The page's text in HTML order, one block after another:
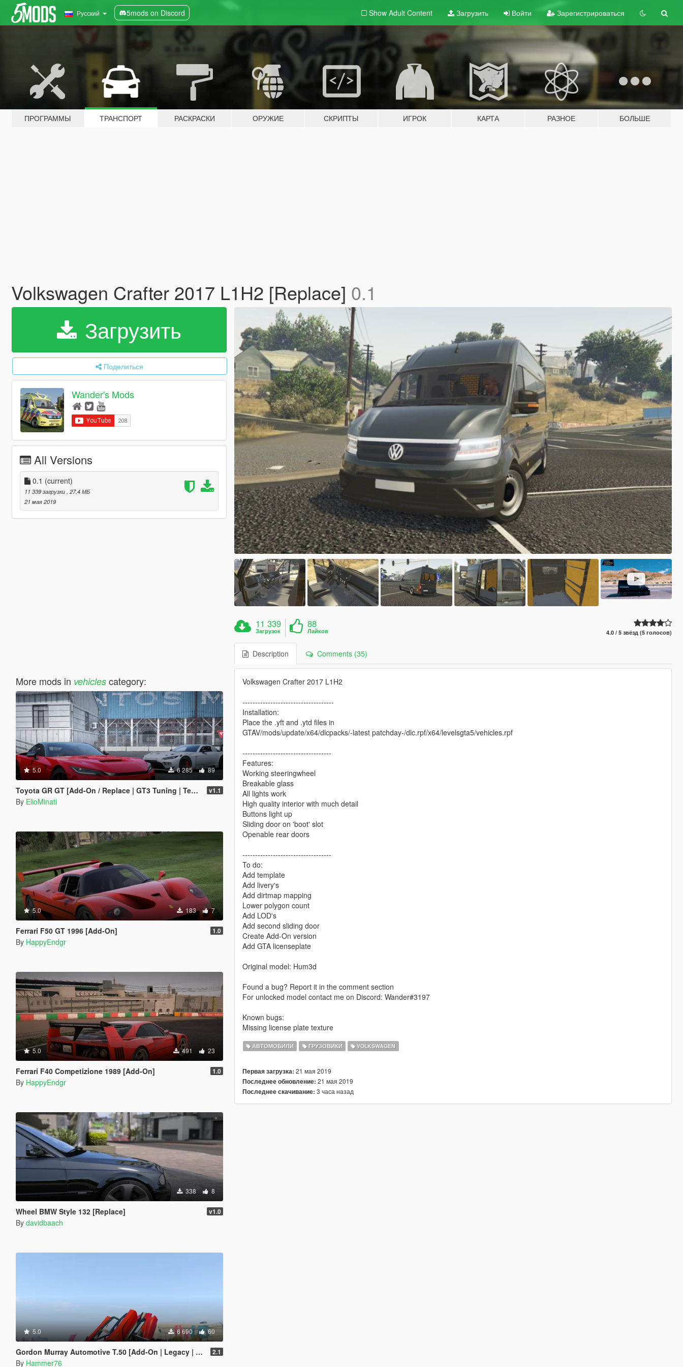
Русский 5mods on Discord Show Adult Content Загрузить Войти Зарегистрироваться
ПРОГРАММЫ ТРАНСПОРТ РАСКРАСКИ ОРУЖИЕ СКРИПТЫ ИГРОК КАРТА РАЗНОЕ БОЛЬШЕ
Volkswagen Crafter 2017 L1H2 [Replace] 0.1
Загрузить
Поделиться
Wander's Mods
All Versions
0.1 (current)
11 339 загрузки , 27,4 МБ
21 мая 2019
More mods in vehiclescategory:
5.0 6 285 89
Toyota GR GT [Add-On / Replace | GT3 Tuning | Template | LODS] v1.1
By ElioMinati
5.0 183 7
Ferrari F50 GT 1996 [Add-On] 1.0
By HappyEndgr
5.0 491 23
Ferrari F40 Competizione 1989 [Add-On] 1.0
By HappyEndgr
338 8
Wheel BMW Style 132 [Replace] v1.0
By davidbaach
5.0 6 690 60
Gordon Murray Automotive T.50 [Add-On | Legacy | Enhanced] 2.1
By Hammer76
11 339
Загрузок
88
Лайков 4.0 / 5 звёзд (5 голосов)
Description Comments (35)
Volkswagen Crafter 2017 L1H2
------------------------------------
Installation:
Place the .yft and .ytd files in
GTAV/mods/update/x64/dlcpacks/-latest patchday-/dlc.rpf/x64/levelsgta5/vehicles.rpf
-----------------------------------
Features:
Working steeringwheel
Breakable glass
All lights work
High quality interior with much detail
Buttons light up
Sliding door on 'boot' slot
Openable rear doors
-----------------------------------
To do:
Add template
Add livery's
Add dirtmap mapping
Lower polygon count
Add LOD's
Add second sliding door
Create Add-On version
Add GTA licenseplate
Original model: Hum3d
Found a bug? Report it in the comment section
For unlocked model contact me on Discord: Wander#3197
Known bugs:
Missing license plate texture
АВТОМОБИЛИ ГРУЗОВИКИ VOLKSWAGEN
Первая загрузка: 21 мая 2019
Последнее обновление: 21 мая 2019
Последнее скачивание: 3 часа назад